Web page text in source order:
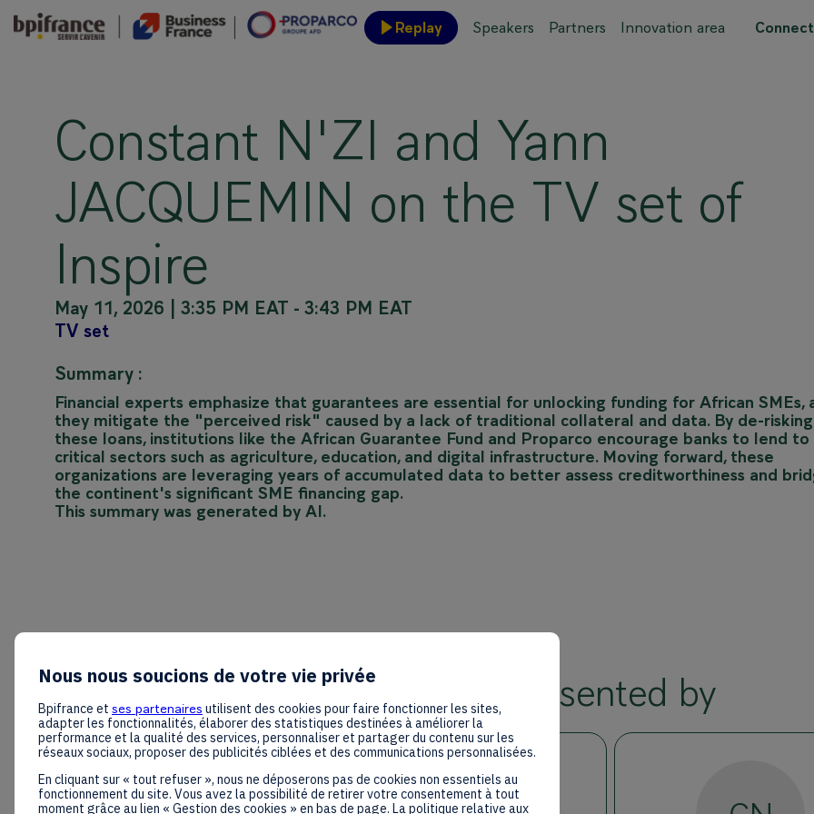
Replay Speakers Partners Innovation area
Constant N'ZI and Yann
JACQUEMIN on the TV set of
Inspire
May 11, 2026 3:35 PM EAT - 3:43 PM EAT
TV set
Summary :
Financial experts emphasize that guarantees are essential for unlocking funding for African SMEs,
they mitigate the "perceived risk" caused by a lack of traditional collateral and data. By de-risking
these loans, institutions like the African Guarantee Fund and Proparco encourage banks to lend to
critical sectors such as agriculture, education, and digital infrastructure. Moving forward, these
organizations are leveraging years of accumulated data to better assess creditworthiness and
the continent's significant SME financing gap.
This summary was generated by AI.
Presented by
Nous nous soucions de votre vie privée
Bpifrance et ses partenaires utilisent des cookies pour faire fonctionner les sites,
adapter les fonctionnalités, élaborer des statistiques destinées à améliorer la
performance et la qualité des services, personnaliser et partager du contenu sur les
réseaux sociaux, proposer des publicités ciblées et des communications personnalisées.
En cliquant sur « tout refuser », nous ne déposerons pas de cookies non essentiels au
fonctionnement du site. Vous avez la possibilité de retirer votre consentement à tout
moment grâce au lien « Gestion des cookies » en bas de page. La politique relative aux